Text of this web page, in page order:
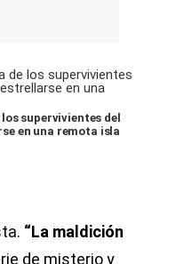
supervivientes del
en una remota isla
“La maldición
de misterio y